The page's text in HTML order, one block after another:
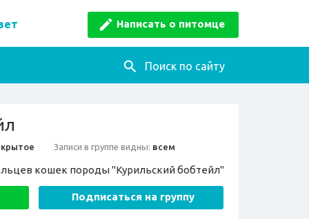
Написать о питомце
Поиск по сайту
Записи в группе видны: всем
кошек породы "Курильский бобтейл"
Подписаться на группу